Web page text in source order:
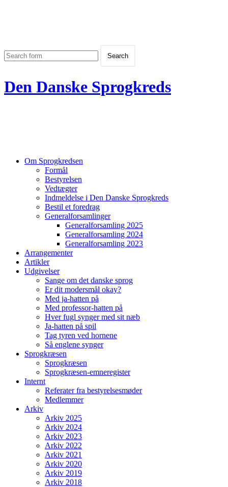
Den Danske Sprogkreds
Om Sprogkredsen
Formål
Bestyrelsen
Vedtægter
Indmeldelse i Den Danske Sprogkreds
Bestil et foredrag
Generalforsamlinger
Generalforsamling 2025
Generalforsamling 2024
Generalforsamling 2023
Arrangementer
Artikler
Udgivelser
Sange om det danske sprog
Er dit modersmål okay?
Med ja-hatten på
Med professor-hatten på
Hver fugl synger med sit næb
Ja-hatten på spil
Tag tyren ved hornene
Så englene synger
Sprogkræsen
Sprogkræsen
Sprogkræsen-emneregister
Internt
Referater fra bestyrelsesmøder
Medlemmer
Arkiv
Arkiv 2025
Arkiv 2024
Arkiv 2023
Arkiv 2022
Arkiv 2021
Arkiv 2020
Arkiv 2019
Arkiv 2018